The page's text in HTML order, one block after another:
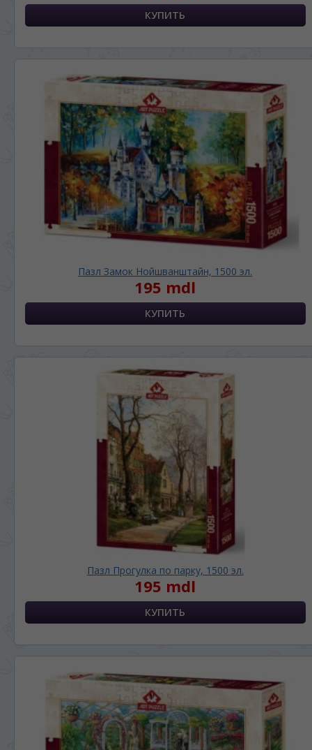
Пазл Замок Нойшванштайн, 1500 эл.
195 mdl
Пазл Прогулка по парку, 1500 эл.
195 mdl